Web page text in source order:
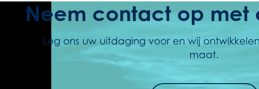
Neem contact op met
Leg ons uw uitdaging voor en wij
maat.